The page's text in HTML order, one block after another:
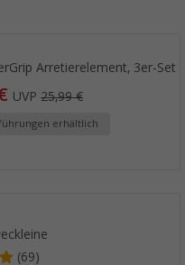
Arretierelement, 3er-Set
UVP25,99 €
erhältlich
(69)